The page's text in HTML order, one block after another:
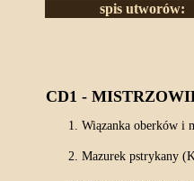
spis utworów:
CD1 -
Wiązanka oberków i
Mazurek pstrykany